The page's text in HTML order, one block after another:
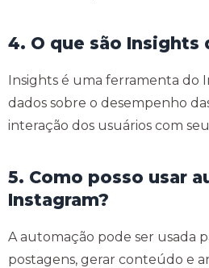
4. O que são Insights
Insights é uma ferramenta do
dados sobre o desempenho
interação dos usuários com
5. Como posso usar
Instagram?
A automação pode ser usada
postagens, gerar conteúdo e